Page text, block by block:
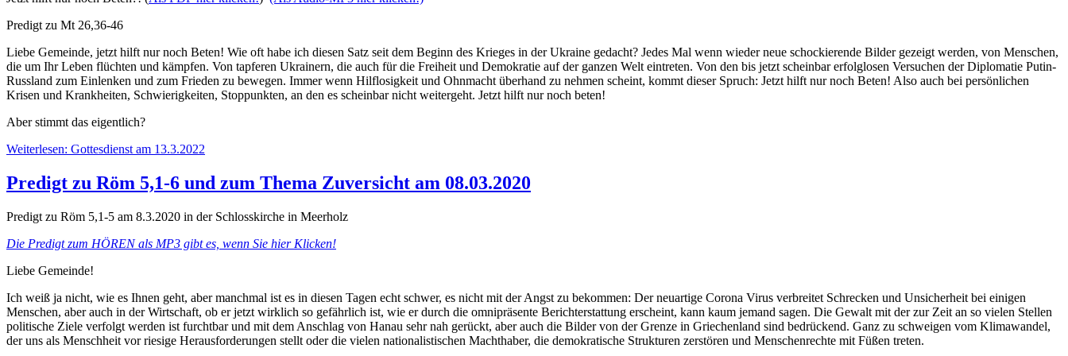
Predigt zu Mt 26,36-46
Liebe Gemeinde, jetzt hilft nur noch Beten! Wie oft habe ich diesen Satz seit dem Beginn des Krieges in der Ukraine gedacht? Jedes Mal wenn wieder neue schockierende Bilder gezeigt werden, von Menschen,
die um Ihr Leben flüchten und kämpfen. Von tapferen Ukrainern, die auch für die Freiheit und Demokratie auf der ganzen Welt eintreten. Von den bis jetzt scheinbar erfolglosen Versuchen der Diplomatie Putin-
Russland zum Einlenken und zum Frieden zu bewegen. Immer wenn Hilflosigkeit und Ohnmacht überhand zu nehmen scheint, kommt dieser Spruch: Jetzt hilft nur noch Beten! Also auch bei persönlichen
Krisen und Krankheiten, Schwierigkeiten, Stoppunkten, an den es scheinbar nicht weitergeht. Jetzt hilft nur noch beten!
Aber stimmt das eigentlich?
Weiterlesen: Gottesdienst am 13.3.2022
Predigt zu Röm 5,1-6 und zum Thema Zuversicht am 08.03.2020
Predigt zu Röm 5,1-5 am 8.3.2020 in der Schlosskirche in Meerholz
Die Predigt zum HÖREN als MP3 gibt es, wenn Sie hier Klicken!
Liebe Gemeinde!
Ich weiß ja nicht, wie es Ihnen geht, aber manchmal ist es in diesen Tagen echt schwer, es nicht mit der Angst zu bekommen: Der neuartige Corona Virus verbreitet Schrecken und Unsicherheit bei einigen
Menschen, aber auch in der Wirtschaft, ob er jetzt wirklich so gefährlich ist, wie er durch die omnipräsente Berichterstattung erscheint, kann kaum jemand sagen. Die Gewalt mit der zur Zeit an so vielen Stellen
politische Ziele verfolgt werden ist furchtbar und mit dem Anschlag von Hanau sehr nah gerückt, aber auch die Bilder von der Grenze in Griechenland sind bedrückend. Ganz zu schweigen vom Klimawandel,
der uns als Menschheit vor riesige Herausforderungen stellt oder die vielen nationalistischen Machthaber, die demokratische Strukturen zerstören und Menschenrechte mit Füßen treten.